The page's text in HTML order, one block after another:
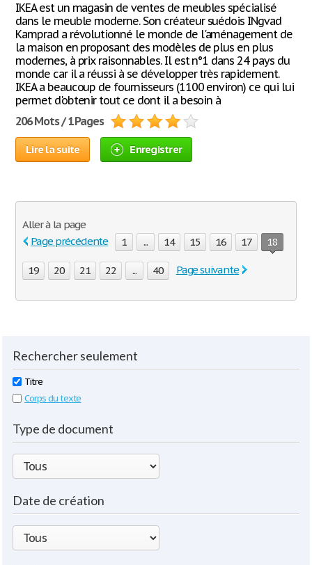
IKEA est un magasin de ventes de meubles spécialisé
dans le meuble moderne. Son créateur suédois INgvad
Kamprad a révolutionné le monde de l'aménagement de
la maison en proposant des modèles de plus en plus
modernes, à prix raisonnables. Il est n°1 dans 24 pays du
monde car il a réussi à se développer très rapidement.
IKEA a beaucoup de fournisseurs (1100 environ) ce qui lui
permet d'obtenir tout ce dont il a besoin à
206 Mots / 1 Pages
Lire la suite Enregistrer
Aller à la page
Page précédente
1 ... 14 15 16 17 18
19 20 21 22 ... 40 Page suivante
Rechercher seulement
Titre
Corps du texte
Type de document
Date de création